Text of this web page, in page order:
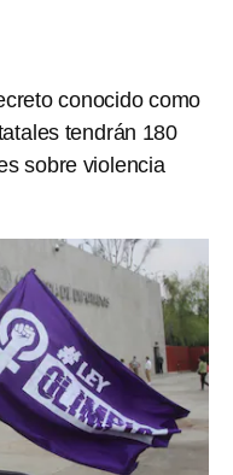
conocido como
tendrán 180
sobre violencia